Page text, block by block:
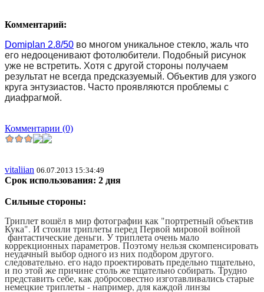
Комментарий:
Domiplan 2.8/50 во многом уникальное стекло, жаль что
его недооценивают фотолюбители. Подобный рисунок
уже не встретить. Хотя с другой стороны получаем
результат не всегда предсказуемый. Объектив для узкого
круга энтузиастов. Часто проявляются проблемы с
диафрагмой.
Комментарии (0)
vitaliian 06.07.2013 15:34:49
Срок использования: 2 дня
Сильные стороны:
Триплет вошёл в мир фотографии как "портретный объектив
Кука". И стоили триплеты перед Первой мировой войной
фантастические деньги. У триплета очень мало
коррекционных параметров. Поэтому нельзя скомпенсировать
неудачный выбор одного из них подбором другого.
следовательно. его надо проектировать предельно тщательно,
и по этой же причине столь же тщательно собирать. Трудно
представить себе, как добросовестно изготавливались старые
немецкие триплеты - например, для каждой линзы